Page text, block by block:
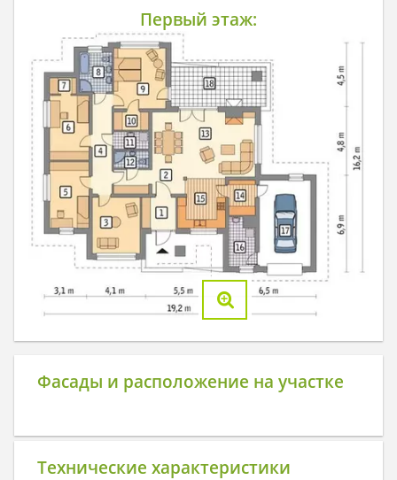
Первый этаж:
Фасады и расположение на участке
Технические характеристики